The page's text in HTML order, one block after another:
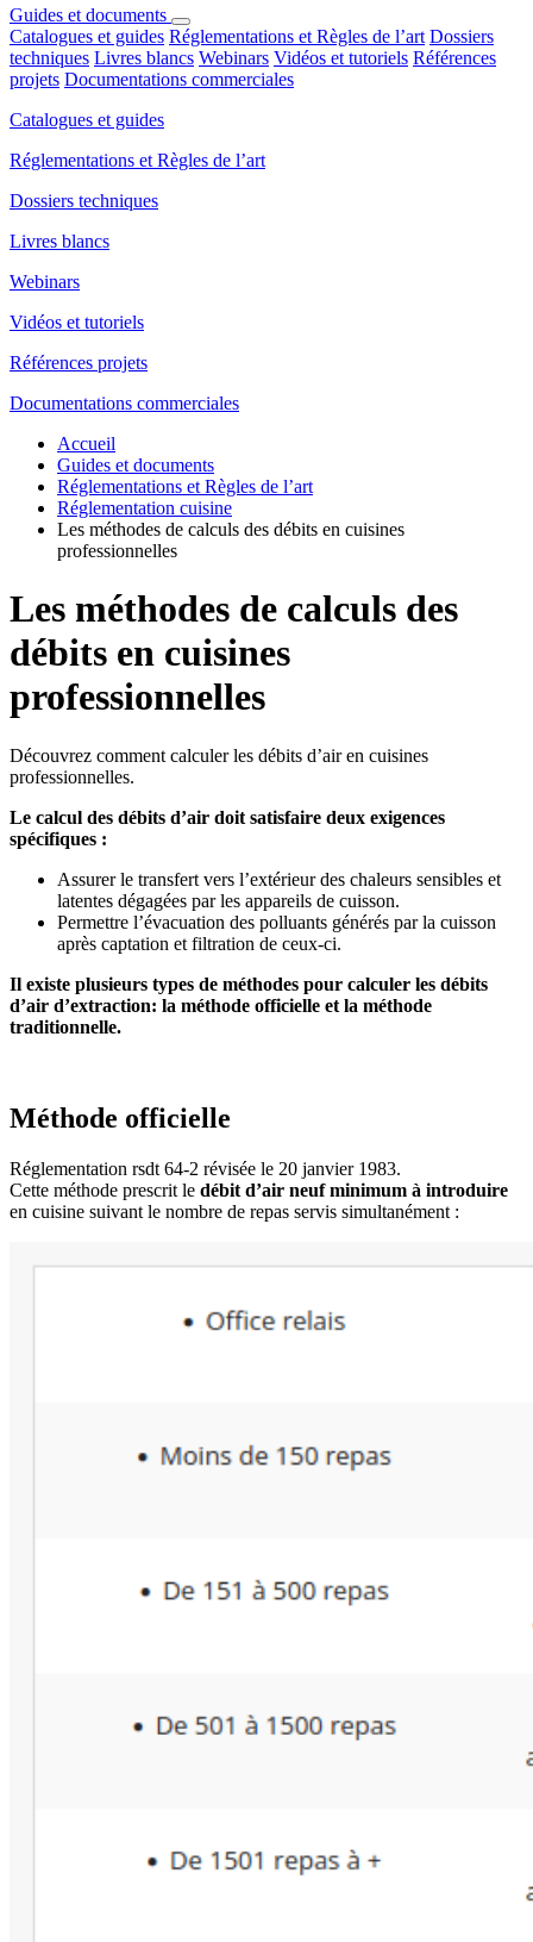
Guides et documents
Catalogues et guides Réglementations et Règles de l’art Dossiers
techniques Livres blancs Webinars Vidéos et tutoriels Références
projets Documentations commerciales
Catalogues et guides
Réglementations et Règles de l’art
Dossiers techniques
Livres blancs
Webinars
Vidéos et tutoriels
Références projets
Documentations commerciales
Accueil
Guides et documents
Réglementations et Règles de l’art
Réglementation cuisine
Les méthodes de calculs des débits en cuisines
professionnelles
Les méthodes de calculs des
débits en cuisines
professionnelles
Découvrez comment calculer les débits d’air en cuisines
professionnelles.
Le calcul des débits d’air doit satisfaire deux exigences
spécifiques :
Assurer le transfert vers l’extérieur des chaleurs sensibles et
latentes dégagées par les appareils de cuisson.
Permettre l’évacuation des polluants générés par la cuisson
après captation et filtration de ceux-ci.
Il existe plusieurs types de méthodes pour calculer les débits
d’air d’extraction: la méthode officielle et la méthode
traditionnelle.
Méthode officielle
Réglementation rsdt 64-2 révisée le 20 janvier 1983.
Cette méthode prescrit le débit d’air neuf minimum à introduire
en cuisine suivant le nombre de repas servis simultanément :